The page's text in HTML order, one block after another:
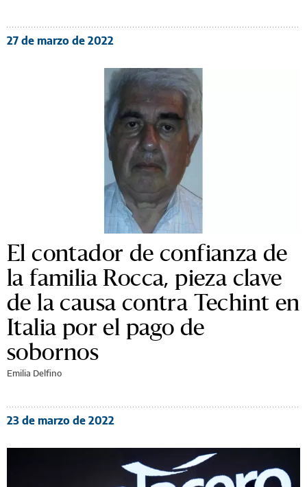
27 de marzo de 2022
El contador de confianza de
la familia Rocca, pieza clave
de la causa contra Techint en
Italia por el pago de
sobornos
Emilia Delfino
23 de marzo de 2022